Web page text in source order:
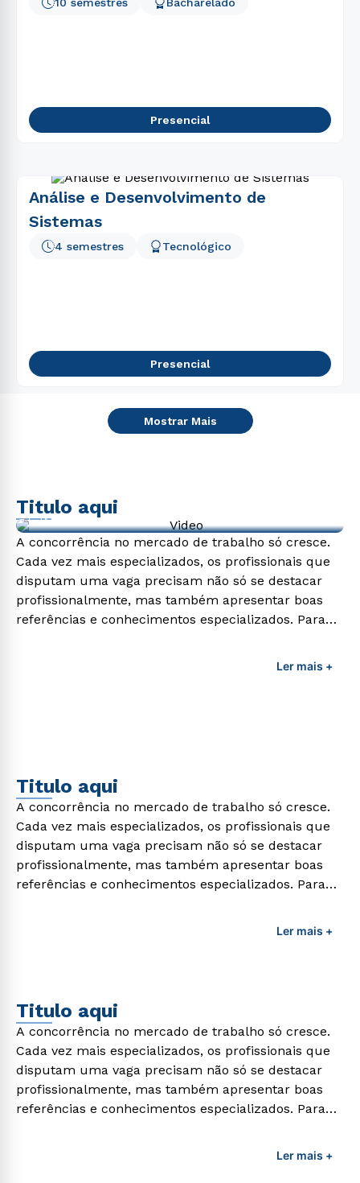
Presencial
Análise e Desenvolvimento de
Sistemas
4 semestres Tecnológico
Presencial
Mostrar Mais
Titulo aqui
Video de exemplo
A concorrência no mercado de trabalho só cresce.
Cada vez mais especializados, os profissionais que
disputam uma vaga precisam não só se destacar
profissionalmente, mas também apresentar boas
referências e conhecimentos especializados. Para
profissionais da área é preciso garantir uma
Ler mais +
Titulo aqui
A concorrência no mercado de trabalho só cresce.
Cada vez mais especializados, os profissionais que
disputam uma vaga precisam não só se destacar
profissionalmente, mas também apresentar boas
referências e conhecimentos especializados. Para
profissionais da área é preciso garantir uma
Ler mais +
Titulo aqui
A concorrência no mercado de trabalho só cresce.
Cada vez mais especializados, os profissionais que
disputam uma vaga precisam não só se destacar
profissionalmente, mas também apresentar boas
referências e conhecimentos especializados. Para
profissionais da área é preciso garantir uma
Ler mais +